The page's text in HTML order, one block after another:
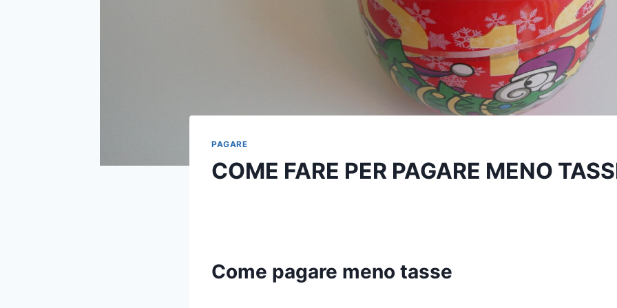
PAGARE
COME FARE PER PAGARE MENO
Come pagare meno tasse